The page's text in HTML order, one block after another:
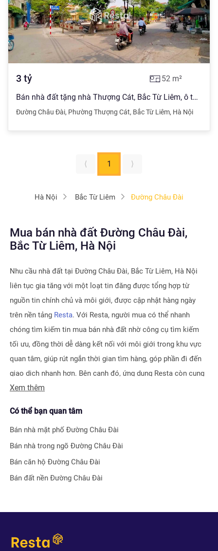
3 tỷ 52 m²
Bán nhà đất tặng nhà Thượng Cát, Bắc Từ Liêm, ô tô tránh, thông kinh doanh, 52m2
Đường Châu Đài, Phường Thượng Cát, Bắc Từ Liêm, Hà Nội
⟨ 1 ⟩
Hà Nội Bắc Từ Liêm Đường Châu Đài
Mua bán nhà đất Đường Châu Đài,
Bắc Từ Liêm, Hà Nội
Nhu cầu nhà đất tại Đường Châu Đài, Bắc Từ Liêm, Hà Nội
liên tục gia tăng với một loạt tin đăng được tổng hợp từ
nguồn tin chính chủ và môi giới, được cập nhật hàng ngày
trên nền tảng Resta. Với Resta, người mua có thể nhanh
chóng tìm kiếm tin mua bán nhà đất nhờ công cụ tìm kiếm
tối ưu, đồng thời dễ dàng kết nối với môi giới trong khu vực
quan tâm, giúp rút ngắn thời gian tìm hàng, góp phần đi đến
giao dịch nhanh hơn. Bên cạnh đó, ứng dụng Resta còn cung
cấp công cụ Đăng tin vô cùng tiện ích, giúp người bán hay
tính điểm thông minh.
phát triển nhiều công cụ hỗ trợ tối ưu cho các nhà đầu tư bất
động sản chuyên nghiệp như
miễn phí, Bộ lọc địa phương 360
tin rằngRestasẽ trở thành trợ thủ đắc lực cho nhà đầu tư
Xem thêm
Có thể bạn quan tâm
Bán nhà mặt phố Đường Châu Đài
Bán nhà trong ngõ Đường Châu Đài
Bán căn hộ Đường Châu Đài
Bán đất nền Đường Châu Đài